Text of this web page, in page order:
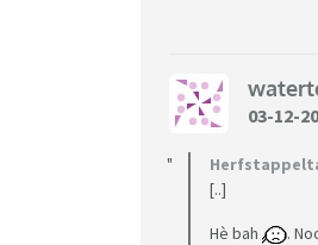
03-12-
[..]
Hè bah .